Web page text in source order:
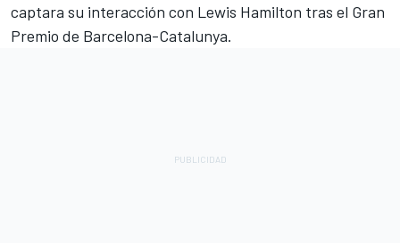
captara su interacción con Lewis Hamilton tras el Gran
Premio de Barcelona-Catalunya.